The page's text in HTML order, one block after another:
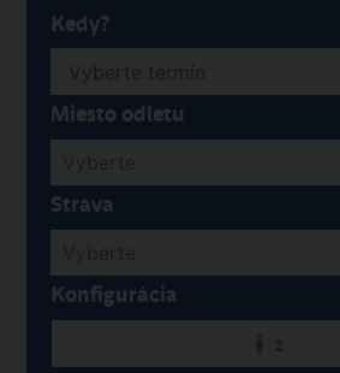
Kedy?
Miesto odletu
Strava
Konfigurácia